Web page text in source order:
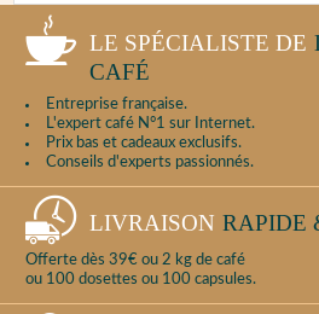
LE SPÉCIALISTE DE
CAFÉ
Entreprise française.
L'expert café N°1 sur Internet.
Prix bas et cadeaux exclusifs.
Conseils d'experts passionnés.
LIVRAISON RAPIDE
Offerte dès 39€ ou 2 kg de café
ou 100 dosettes ou 100 capsules.